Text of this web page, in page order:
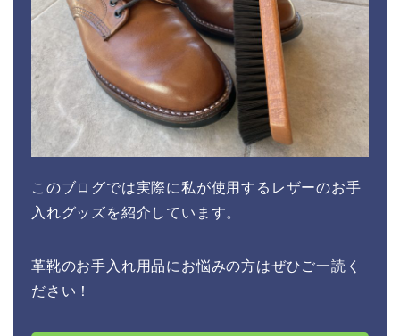
このブログでは実際に私が使用するレザーのお手
入れグッズを紹介しています。
革靴のお手入れ用品にお悩みの方はぜひご一読く
ださい！